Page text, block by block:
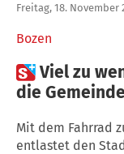
Bozen
Freitag, 18. November
Viel zu
die
Mit dem Fahrrad
entlastet den